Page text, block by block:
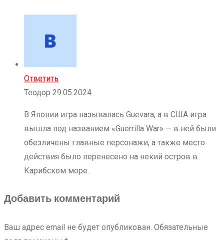
Ответить
Теодор 29.05.2024
В Японии игра называлась Guevara, а в США игра
вышла под названием «Guerrilla War» — в ней были
обезличены главные персонажи, а также место
действия было перенесено на некий остров в
Карибском море.
Добавить комментарий
Ваш адрес email не будет опубликован. Обязательные